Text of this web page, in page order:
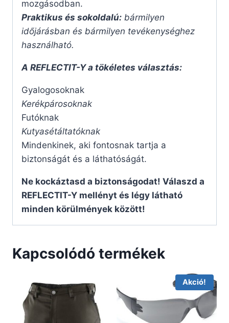
mozgásodban.
Praktikus és sokoldalú: bármilyen
időjárásban és bármilyen tevékenységhez
használható.
A REFLECTIT-Y a tökéletes választás:
Gyalogosoknak
Kerékpárosoknak
Futóknak
Kutyasétáltatóknak
Mindenkinek, aki fontosnak tartja a
biztonságát és a láthatóságát.
Ne kockáztasd a biztonságodat! Válaszd a
REFLECTIT-Y mellényt és légy látható
minden körülmények között!
Kapcsolódó termékek
Akció!